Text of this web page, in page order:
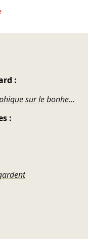
:
Danemark – Un spectacle ethnographique sur le bonheur
: